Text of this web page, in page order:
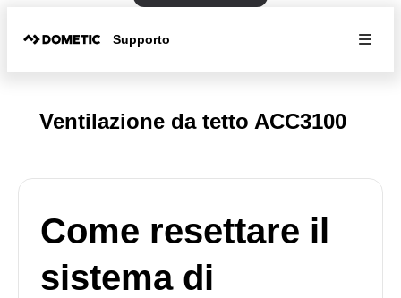
Supporto
Ventilazione da tetto ACC3100
Come resettare il
sistema di